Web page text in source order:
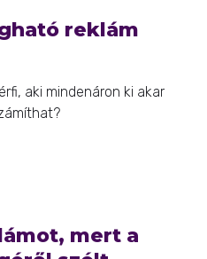
reklám
aki mindenáron ki akar
mert a